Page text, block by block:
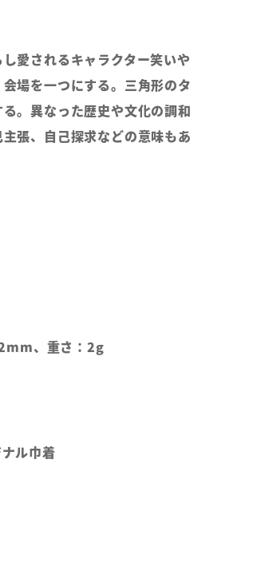
愛されるキャラクター笑いや
場を一つにする。三角形のタ
。異なった歴史や文化の調和
張、自己探求などの意味もあ
、重さ：2g
ル巾着